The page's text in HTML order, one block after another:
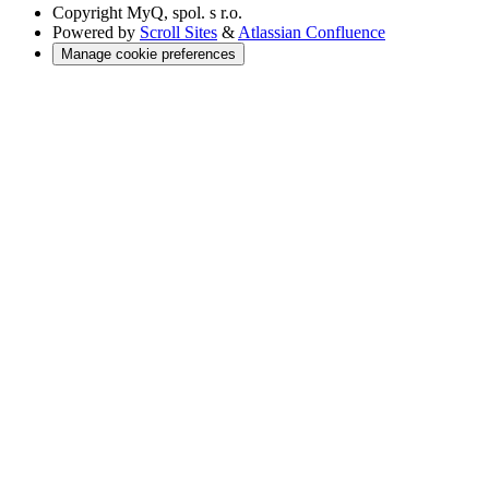
Copyright MyQ, spol. s r.o.
Powered by Scroll Sites & Atlassian Confluence
Manage cookie preferences